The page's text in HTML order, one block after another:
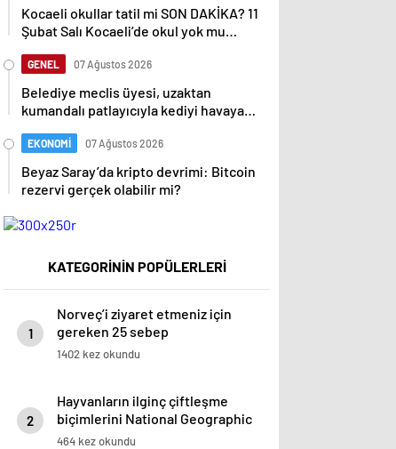
Kocaeli okullar tatil mi SON DAKİKA? 11
Şubat Salı Kocaeli’de okul yok mu
TATİLİ)?
GENEL 07 Ağustos 2026
Belediye meclis üyesi, uzaktan
kumandalı patlayıcıyla kediyi havaya
EKONOMİ 07 Ağustos 2026
Beyaz Saray’da kripto devrimi: Bitcoin
rezervi gerçek olabilir mi?
KATEGORİNİN POPÜLERLERİ
1
Norveç’i ziyaret etmeniz için
gereken 25 sebep
1402 kez okundu
2
Hayvanların ilginç çiftleşme
biçimlerini National Geographic
görüntüledi.
464 kez okundu